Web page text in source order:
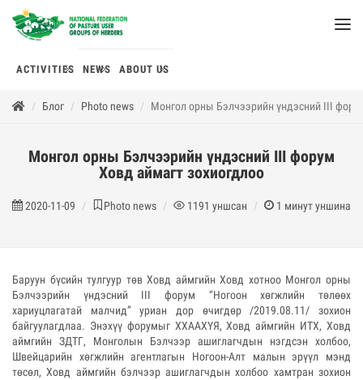
ACTIVITIES NEWS ABOUT US
Блог Photo news Монгол орны Бэлчээрийн үндэсний III
Монгол орны Бэлчээрийн үндэсний III форум
Ховд аймагт зохиогдлоо
2020-11-09 Photo news 1191 уншсан 1 минут уншина
Баруун бүсийн тулгуур төв Ховд аймгийн Ховд хотноо Монгол орны
Бэлчээрийн үндэсний III форум “Ногоон хөгжлийн төлөөх
хариуцлагатай малчид” уриан дор өчигдөр /2019.08.11/ зохион
байгуулагдлаа. Энэхүү форумыг ХХААХҮЯ, Ховд аймгийн ИТХ, Ховд
аймгийн ЗДТГ, Монголын Бэлчээр ашиглагчдын нэгдсэн холбоо,
Швейцарийн хөгжлийн агентлагын Ногоон-Алт малын эрүүл мэнд
төсөл, Ховд аймгийн бэлчээр ашиглагчдын холбоо хамтран зохион